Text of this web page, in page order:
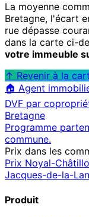
La moyenne
Bretagne, l'écart
rue dépasse
dans la carte ci-
votre immeuble
↑ Revenir à la
🏠 Agent
DVF par
Bretagne
Programme
commune.
Prix dans les
Prix Noyal-
Jacques-de-la-
Produit